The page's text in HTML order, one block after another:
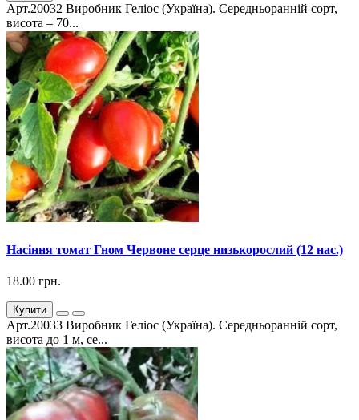
Арт.20032 Виробник Геліос (Україна). Середньоранній сорт,
висота – 70...
Насіння томат Гном Червоне серце низькорослий (12 нас.)
18.00 грн.
Купити
Арт.20033 Виробник Геліос (Україна). Середньоранній сорт,
висота до 1 м, се...